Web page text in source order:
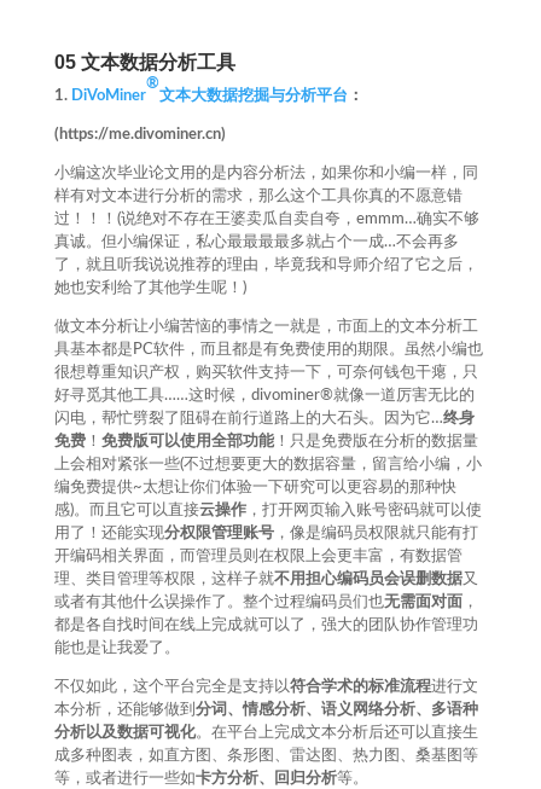
05文本数据分析工具
1. DiVoMiner
®
文本大数据挖掘与分析平台 ：
(https://me.divominer.cn)
小编这次毕业论文用的是内容分析法，如果你和小编一样，同
样有对文本进行分析的需求，那么这个工具你真的不愿意错
过！！！(说绝对不存在王婆卖瓜自卖自夸，emmm…确实不够
真诚。但小编保证，私心最最最最多就占个一成…不会再多
了，就且听我说说推荐的理由，毕竟我和导师介绍了它之后，
她也安利给了其他学生呢！)
做文本分析让小编苦恼的事情之一就是，市面上的文本分析工
具基本都是PC软件，而且都是有免费使用的期限。虽然小编也
很想尊重知识产权，购买软件支持一下，可奈何钱包干瘪，只
好寻觅其他工具……这时候，divominer®️就像一道厉害无比的
闪电，帮忙劈裂了阻碍在前行道路上的大石头。因为它…终身
免费！ 免费版可以使用全部功能！只是免费版在分析的数据量
上会相对紧张一些(不过想要更大的数据容量，留言给小编，小
编免费提供~太想让你们体验一下研究可以更容易的那种快
感)。而且它可以直接云操作，打开网页输入账号密码就可以使
用了！还能实现分权限管理账号，像是编码员权限就只能有打
开编码相关界面，而管理员则在权限上会更丰富，有数据管
理、类目管理等权限，这样子就不用担心编码员会误删数据又
或者有其他什么误操作了。整个过程编码员们也无需面对面
，
都是各自找时间在线上完成就可以了，强大的团队协作管理功
能也是让我爱了。
不仅如此，这个平台完全是支持以符合学术的标准流程进行文
本分析，还能够做到 分词、情感分析、语义网络分析、多语种
分析以及数据可视化。在平台上完成文本分析后还可以直接生
成多种图表，如直方图、条形图、雷达图、热力图、桑基图等
等，或者进行一些如卡方分析、回归分析等。